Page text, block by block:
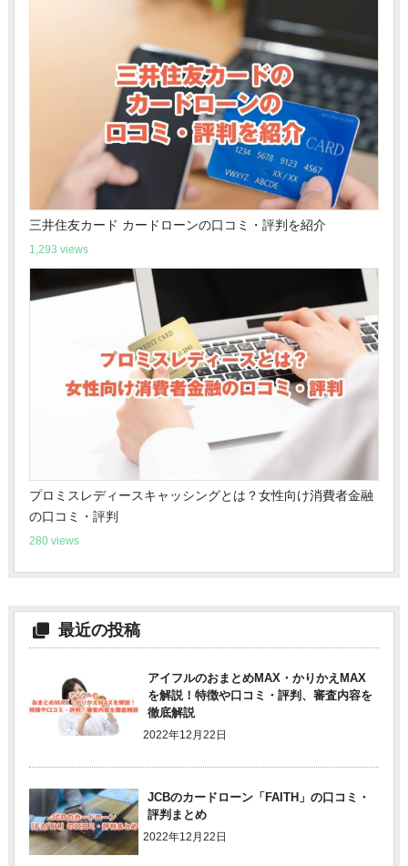
三井住友カード カードローンの口コミ・評判を紹介
1,293 views
プロミスレディースキャッシングとは？女性向け消費者金融
の口コミ・評判
280 views
最近の投稿
アイフルのおまとめMAX・かりかえMAX
を解説！特徴や口コミ・評判、審査内容を
徹底解説
2022年12月22日
JCBのカードローン「FAITH」の口コミ・
評判まとめ
2022年12月22日